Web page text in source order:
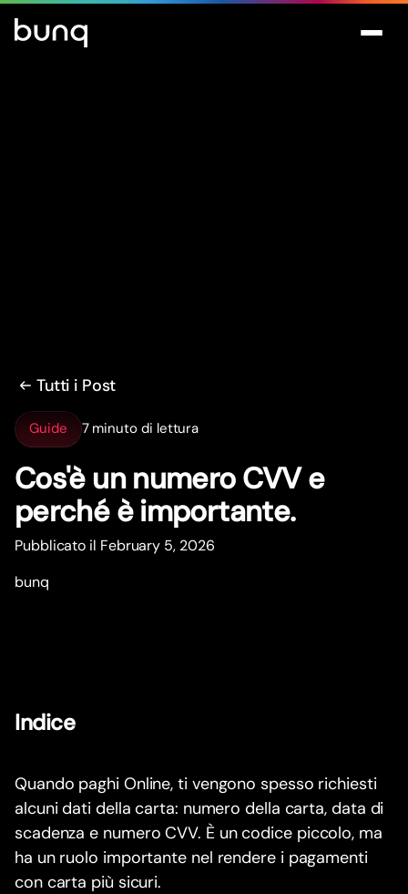
Tutti i Post
Guide 7 minuto di lettura
Cos'è un numero CVV e
perché è importante.
Pubblicato il February 5, 2026
bunq
Indice
Quando paghi Online, ti vengono spesso richiesti
alcuni dati della carta: numero della carta, data di
scadenza e numero CVV. È un codice piccolo, ma
ha un ruolo importante nel rendere i pagamenti
con carta più sicuri.